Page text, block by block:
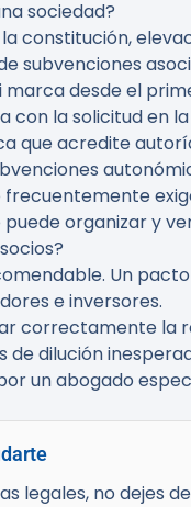
sociedad?
constitución,
subvenciones
desde el
con la solicitud en
que acredite
organizar y
Un
e inversores.
correctamente la
de dilución
un abogado
legales, no dejes